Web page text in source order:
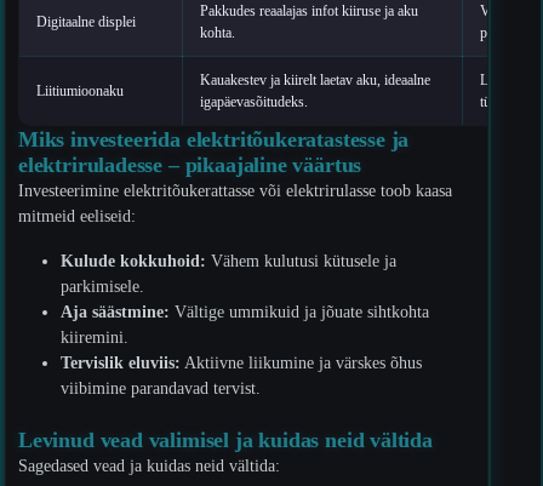
Digitaalne displei
Pakkudes reaalajas infot kiiruse ja aku
kohta.
Väldi
puhasta
Liitiumioonaku
Kauakestev ja kiirelt laetav aku, ideaalne
igapäevasõitudeks.
Lae
Miks investeerida elektritõukeratastesse ja
elektriruladesse – pikaajaline väärtus
Investeerimine elektritõukerattasse või elektrirulasse toob kaasa
mitmeid eeliseid:
Kulude kokkuhoid: Vähem kulutusi kütusele ja
parkimisele.
Aja säästmine: Vältige ummikuid ja jõuate sihtkohta
kiiremini.
Tervislik eluviis: Aktiivne liikumine ja värskes õhus
viibimine parandavad tervist.
Levinud vead valimisel ja kuidas neid vältida
Sagedased vead ja kuidas neid vältida: